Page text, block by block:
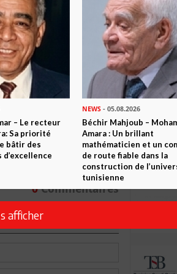
AMIS !
VOUS
0Commentaires
– Le recteur
Sa priorité
bâtir des
NEWS- 05.08.2026
Béchir Mahjoub –
Amara : Un brillant
mathématicien et un
de route fiable dans la
construction de
tunisienne
afficher